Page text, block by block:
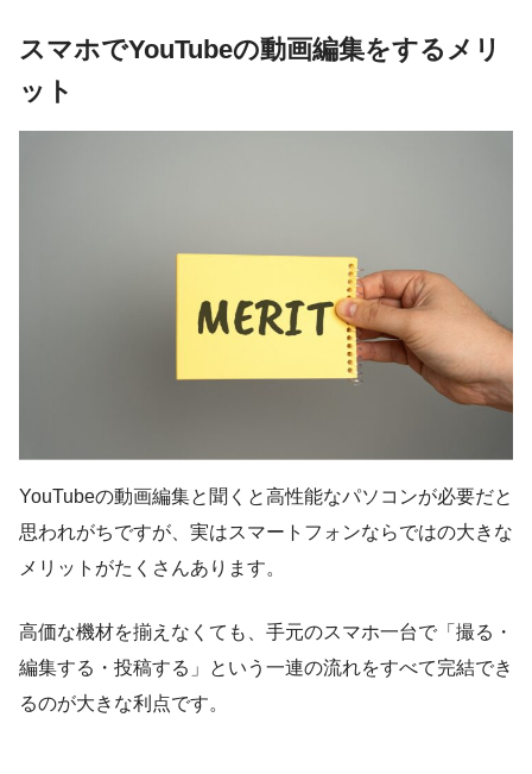
スマホでYouTubeの動画編集をするメリ
ット
YouTubeの動画編集と聞くと高性能なパソコンが必要だと
思われがちですが、実はスマートフォンならではの大きな
メリットがたくさんあります。
高価な機材を揃えなくても、手元のスマホ一台で「撮る・
編集する・投稿する」という一連の流れをすべて完結でき
るのが大きな利点です。